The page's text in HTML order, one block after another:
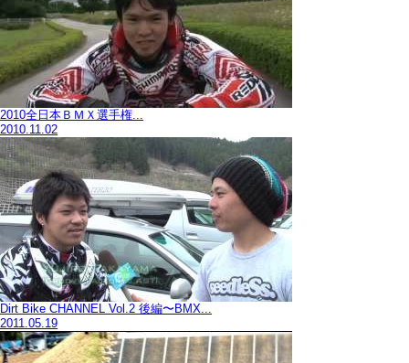
2010全日本ＢＭＸ選手権...
2010.11.02
Dirt Bike CHANNEL Vol.2 後編〜BMX...
2011.05.19